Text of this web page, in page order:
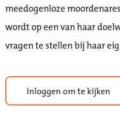
meedogenloze
wordt op een van haar
vragen te stellen bij haar
Inloggen om te kijken